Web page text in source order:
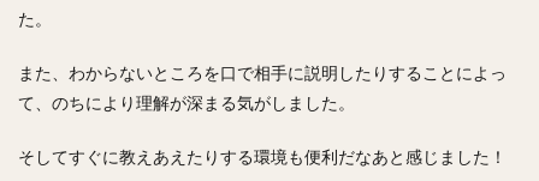
た。
また、わからないところを口で相手に説明したりすることによっ
て、のちにより理解が深まる気がしました。
そしてすぐに教えあえたりする環境も便利だなあと感じました！